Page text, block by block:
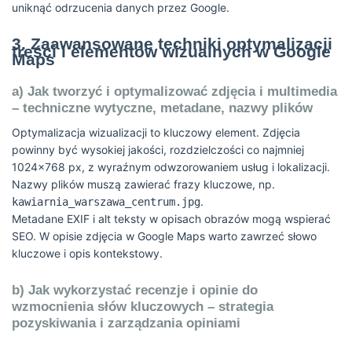
uniknąć odrzucenia danych przez Google.
3. Zaawansowane techniki optymalizacji
treści i elementów wizualnych w Google
Maps
a) Jak tworzyć i optymalizować zdjęcia i multimedia
– techniczne wytyczne, metadane, nazwy plików
Optymalizacja wizualizacji to kluczowy element. Zdjęcia
powinny być wysokiej jakości, rozdzielczości co najmniej
1024×768 px, z wyraźnym odwzorowaniem usług i lokalizacji.
Nazwy plików muszą zawierać frazy kluczowe, np.
kawiarnia_warszawa_centrum.jpg.
Metadane EXIF i alt teksty w opisach obrazów mogą wspierać
SEO. W opisie zdjęcia w Google Maps warto zawrzeć słowo
kluczowe i opis kontekstowy.
b) Jak wykorzystać recenzje i opinie do
wzmocnienia słów kluczowych – strategia
pozyskiwania i zarządzania opiniami